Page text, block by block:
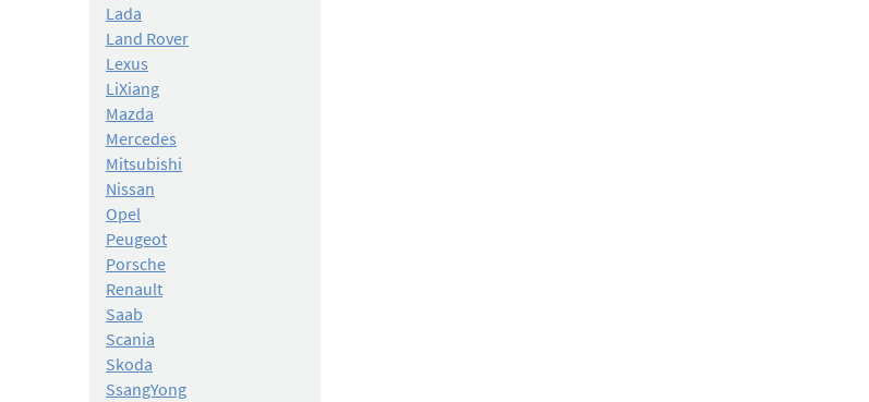
Lada
Land Rover
Lexus
LiXiang
Mazda
Mercedes
Mitsubishi
Nissan
Opel
Peugeot
Porsche
Renault
Saab
Scania
Skoda
SsangYong